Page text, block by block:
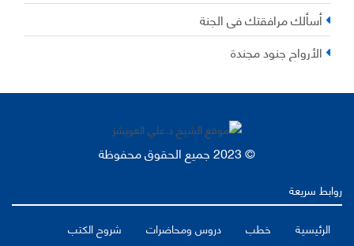
أسألك مرافقتك في الجنة
الأرواح جنود مجندة
© 2023 جميع الحقوق محفوظة
روابط سريعة
الرئيسية
خطب دروس ومحاضرات شروح الكتب